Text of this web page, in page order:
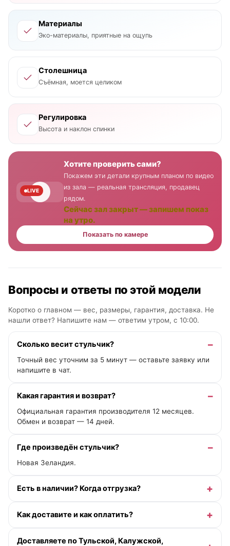
Материалы
Эко-материалы, приятные на ощупь
Столешница
Съёмная, моется целиком
Регулировка
Высота и наклон спинки
LIVE
Хотите проверить сами?
Покажем эти детали крупным планом по видео
из зала — реальная трансляция, продавец
рядом.
Сейчас зал закрыт — запишем показ
на утро.
Показать по камере
Вопросы и ответы по этой модели
Коротко о главном — вес, размеры, гарантия, доставка. Не
нашли ответ? Напишите нам — ответим утром, с 10:00.
Сколько весит стульчик?
Точный вес уточним за 5 минут — оставьте заявку или
напишите в чат.
Какая гарантия и возврат?
Официальная гарантия производителя 12 месяцев.
Обмен и возврат — 14 дней.
Где произведён стульчик?
Новая Зеландия.
Есть в наличии? Когда отгрузка?
Как доставите и как оплатить?
Доставляете по Тульской, Калужской,